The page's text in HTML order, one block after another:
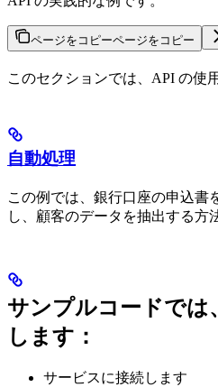
ページをコピーページをコピー
このセクションでは、API の使
自動処理
この例では、銀行口座の申込書
し、顧客のデータを抽出する方
サンプルコードでは
します：
サービスに接続します